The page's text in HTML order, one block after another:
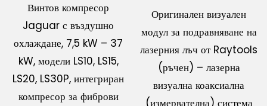
Винтов компресор
Jaguar с въздушно
охлаждане, 7,5 kW – 37
kW, модели LS10, LS15,
LS20, LS30P, интегриран
компресор за фиброви
Оригинален визуален
модул за подравняване на
лазерния лъч от Raytools
(ръчен) – лазерна
визуална коаксиална
(измервателна) система